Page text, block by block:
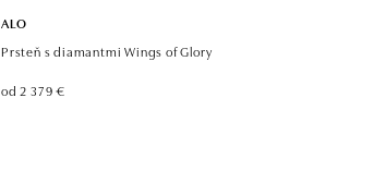
ALO
Prsteň s diamantmi Wings of Glory
od 2 379 €